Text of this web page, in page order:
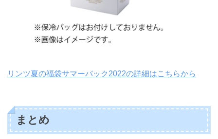
リンツ夏の福袋サマーバック2022の詳細はこちらから
まとめ